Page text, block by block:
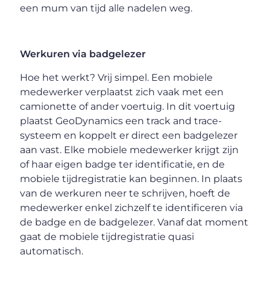
een mum van tijd alle nadelen weg.
Werkuren via badgelezer
Hoe het werkt? Vrij simpel. Een mobiele
medewerker verplaatst zich vaak met een
camionette of ander voertuig. In dit voertuig
plaatst GeoDynamics een track and trace-
systeem en koppelt er direct een badgelezer
aan vast. Elke mobiele medewerker krijgt zijn
of haar eigen badge ter identificatie, en de
mobiele tijdregistratie kan beginnen. In plaats
van de werkuren neer te schrijven, hoeft de
medewerker enkel zichzelf te identificeren via
de badge en de badgelezer. Vanaf dat moment
gaat de mobiele tijdregistratie quasi
automatisch.